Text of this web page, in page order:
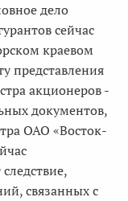
дело
сейчас
краевом
представления
акционеров -
документов,
ОАО «Восток-
связанных с